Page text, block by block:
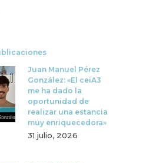
Juan Manuel Pérez
González: «El ceiA3
me ha dado la
oportunidad de
realizar una estancia
muy enriquecedora»
31 julio, 2026